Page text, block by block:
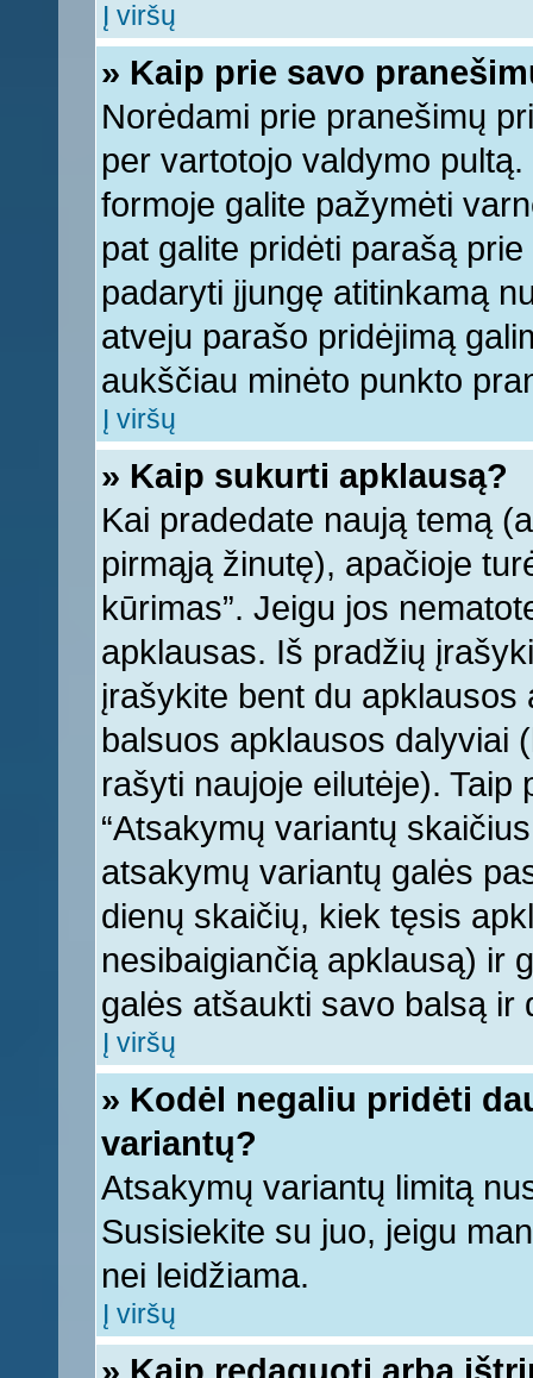
Į viršų
» Kaip prie savo
Norėdami prie pranešimų
per vartotojo valdymo
formoje galite pažymėti
pat galite pridėti parašą
padaryti įjungę atitinkamą
atveju parašo pridėjimą
aukščiau minėto punkto
Į viršų
» Kaip sukurti apklausą?
Kai pradedate naują temą
pirmąją žinutę), apačioje
kūrimas”. Jeigu jos
apklausas. Iš pradžių
įrašykite bent du
balsuos apklausos dalyviai
rašyti naujoje eilutėje).
“Atsakymų variantų
atsakymų variantų galės
dienų skaičių, kiek tęsis
nesibaigiančią apklausą) ir
galės atšaukti savo balsą ir
Į viršų
» Kodėl negaliu pridėti
variantų?
Atsakymų variantų limitą
Susisiekite su juo, jeigu
nei leidžiama.
Į viršų